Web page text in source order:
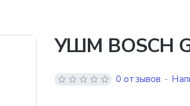
УШМ BOSCH
0 отзывов -